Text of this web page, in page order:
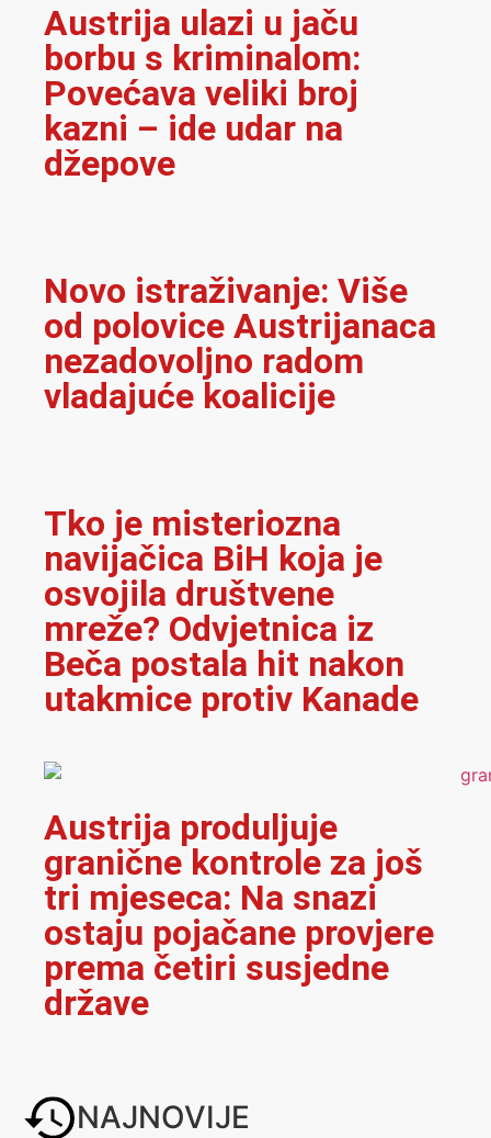
Austrija ulazi u jaču
borbu s kriminalom:
Povećava veliki broj
kazni – ide udar na
džepove
Novo istraživanje: Više
od polovice Austrijanaca
nezadovoljno radom
vladajuće koalicije
Tko je misteriozna
navijačica BiH koja je
osvojila društvene
mreže? Odvjetnica iz
Beča postala hit nakon
utakmice protiv Kanade
Austrija produljuje
granične kontrole za još
tri mjeseca: Na snazi
ostaju pojačane provjere
prema četiri susjedne
države
NAJNOVIJE